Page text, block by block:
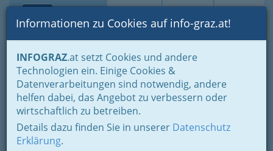
Suche Login Toggle
Informationen zu Cookies auf info-graz.at!
INFOGRAZ.at setzt Cookies und andere
Technologien ein. Einige Cookies &
Datenverarbeitungen sind notwendig, andere
helfen dabei, das Angebot zu verbessern oder
wirtschaftlich zu betreiben.
Details dazu finden Sie in unserer Datenschutz
Erklärung.
Home Branchen Wohnen & Einrichten
Handwerker
Sanitär- u. Heizungs- & Lüftungstechniker
Otto Wohlkönig
Rohrbachhöhe 35, 8010 Graz
+43 664 592 17 33